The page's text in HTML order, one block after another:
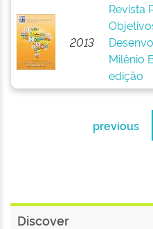
2013
Revista
Milênio
edição
previous
Discover